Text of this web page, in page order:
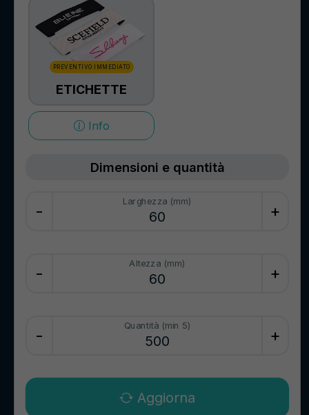
PREVENTIVO IMMEDIATO
ETICHETTE
Info
Dimensioni e quantità
Larghezza (mm)
- +
Altezza (mm)
- +
Quantità (min 5)
- +
Aggiorna